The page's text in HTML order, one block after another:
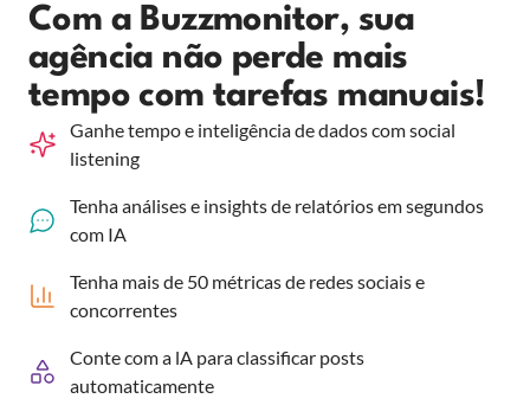
Com a Buzzmonitor, sua
agência não perde mais
tempo com tarefas manuais!
Ganhe tempo e inteligência de dados com social
listening
Tenha análises e insights de relatórios em segundos
com IA
Tenha mais de 50 métricas de redes sociais e
concorrentes
Conte com a lA para classificar posts
automaticamente